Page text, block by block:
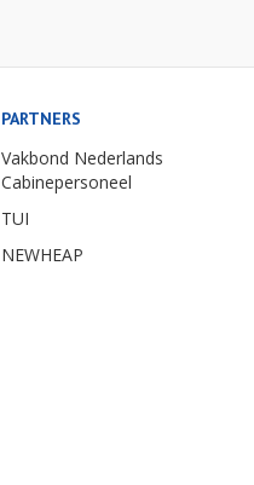
PARTNERS
Vakbond Nederlands
Cabinepersoneel
TUI
NEWHEAP